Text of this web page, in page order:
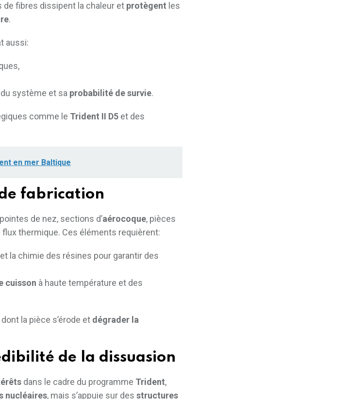
de fibres dissipent la chaleur et protègent les
.
aussi:
du système et sa probabilité de survie.
comme le Trident II D5 et des
en mer Baltique
fabrication
de nez, sections d’aérocoque, pièces
flux thermique. Ces éléments requièrent:
la chimie des résines pour garantir des
cuisson à haute température et des
la pièce s’érode et dégrader la
de la dissuasion
dans le cadre du programme Trident,
nucléaires, mais s’appuie sur des structures